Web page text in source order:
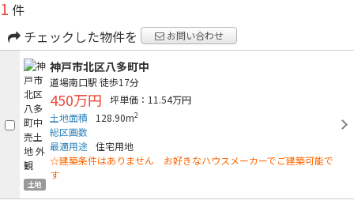
1 件
チェックした物件を
お問い合わせ
土地
神戸市北区八多町中
道場南口駅 徒歩17分
450万円
坪単価：11.54万円
土地面積
128.90m2
総区画数
最適用途 住宅用地
☆建築条件はありません お好きなハウスメーカーでご建築可能で
す